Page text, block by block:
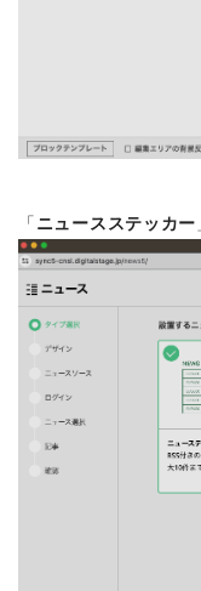
「 ニュースステッカー